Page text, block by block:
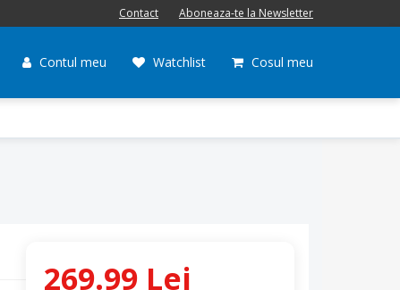
Contact Aboneaza-te la Newsletter
Contul meu Watchlist Cosul meu
269.99 Lei